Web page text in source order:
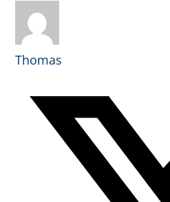
Thomas